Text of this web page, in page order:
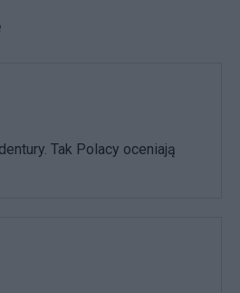
Tak Polacy oceniają